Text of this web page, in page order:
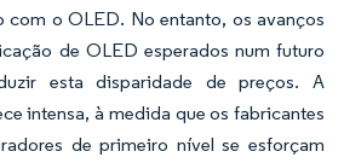
com o OLED. No entanto, os avanços
de OLED esperados num futuro
esta disparidade de preços. A
intensa, à medida que os fabricantes
de primeiro nível se esforçam